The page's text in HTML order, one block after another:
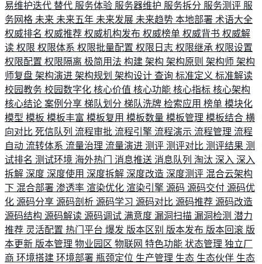
易维护迭代 替代 服务体验 服务器维护 服务拆分 服务测评 服
务网格 未来 未来五年 未来发展 未来趋势 本地部署 术语大全
权威排名 权威推荐 权威机构发布 权威榜单 权威背书 权威解
读 权限 权限体系 权限批量配置 权限日志 权限继承 权限设置
权限配置 权限隔离 极简用法 构建 架构 架构原则 架构师 架构
师复盘 架构演进 架构规划 架构设计 查询 标准定义 标准解读
校园教务 校园数字化 核心价值 核心功能 核心指标 核心架构
核心结论 案例分享 梯队划分 梯队洗牌 检索应用 榜单 模块化
模型 模板 模板丰富 模板复用 模板数量 模板管理 模板结合 横
向对比 死信队列 流程审批 流程引擎 流程演示 流程管理 流程
自动 流转体系 流量治理 流量演进 测评 测评对比 测评结果 测
试排名 测试环境 海外热门 消息推送 消息队列 淘汰 深入 深入
拆解 深度 深度使用 深度拆解 深度改造 深度测评 混合云架构
下 混合部署 渗透率 渲染优化 渲染引擎 源码 源码交付 源码优
化 源码分享 源码剖析 源码学习 源码对比 源码推荐 源码改造
源码结构 源码解读 源码调试 满意度 漏洞扫描 漏洞检测 潜力
推荐 灵活配置 热门平台 爆发 版本区别 版本发布 版本回滚 版
本更新 版本管理 物业园区 物联网 特色功能 状态管理 独立厂
商 环境搭建 环境部署 瓶颈定位 生产管理 生态 生态伙伴 生态